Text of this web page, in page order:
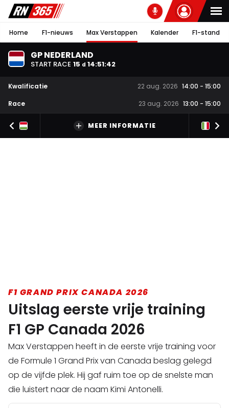
Home F1-nieuws Max Verstappen Kalender F1-stand
GP NEDERLAND
START RACE 15 d 14:51:41
Kwalificatie 22 aug. 2026 14:00 - 15:00
Race
23 aug. 2026 13:00 - 15:00
MEER INFORMATIE
F1 GRAND PRIX CANADA 2026
Uitslag eerste vrije training
F1 GP Canada 2026
Max Verstappen heeft in de eerste vrije training voor
de Formule 1 Grand Prix van Canada beslag gelegd
op de vijfde plek. Hij gaf ruim toe op de snelste man
die luistert naar de naam Kimi Antonelli.